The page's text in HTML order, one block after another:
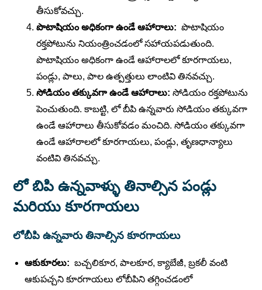
తీసుకోవచ్చు.
పొటాషియం అధికంగా ఉండే ఆహారాలు: పొటాషియం
రక్తపోటును నియంత్రించడంలో సహాయపడుతుంది.
పొటాషియం అధికంగా ఉండే ఆహారాలలో కూరగాయలు,
పండ్లు, పాలు, పాల ఉత్పత్తులు లాంటివి తినవచ్చు.
సోడియం తక్కువగా ఉండే ఆహారాలు:సోడియం రక్తపోటును
పెంచుతుంది. కాబట్టి, లో బీపి ఉన్నవారు సోడియం తక్కువగా
ఉండే ఆహారాలు తీసుకోవడం మంచిది. సోడియం తక్కువగా
ఉండే ఆహారాలలో కూరగాయలు, పండ్లు, తృణధాన్యాలు
వంటివి తినవచ్చు.
లో బిపి ఉన్నవాళ్ళు తినాల్సిన పండ్లు
మరియు కూరగాయలు
లోబీపి ఉన్నవారు తినాల్సిన కూరగాయలు
ఆకుకూరలు:బచ్చలికూర, పాలకూర, క్యాబేజీ, బ్రకలీ వంటి
ఆకుపచ్చని కూరగాయలు లోబీపిని తగ్గించడంలో